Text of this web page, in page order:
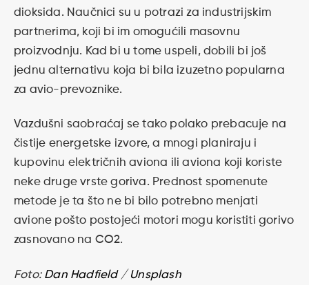
dioksida. Naučnici su u potrazi za industrijskim
partnerima, koji bi im omogućili masovnu
proizvodnju. Kad bi u tome uspeli, dobili bi još
jednu alternativu koja bi bila izuzetno popularna
za avio-prevoznike.
Vazdušni saobraćaj se tako polako prebacuje na
čistije energetske izvore, a mnogi planiraju i
kupovinu električnih aviona ili aviona koji koriste
neke druge vrste goriva. Prednost spomenute
metode je ta što ne bi bilo potrebno menjati
avione pošto postojeći motori mogu koristiti gorivo
zasnovano na CO2.
Foto: Dan Hadfield/ Unsplash